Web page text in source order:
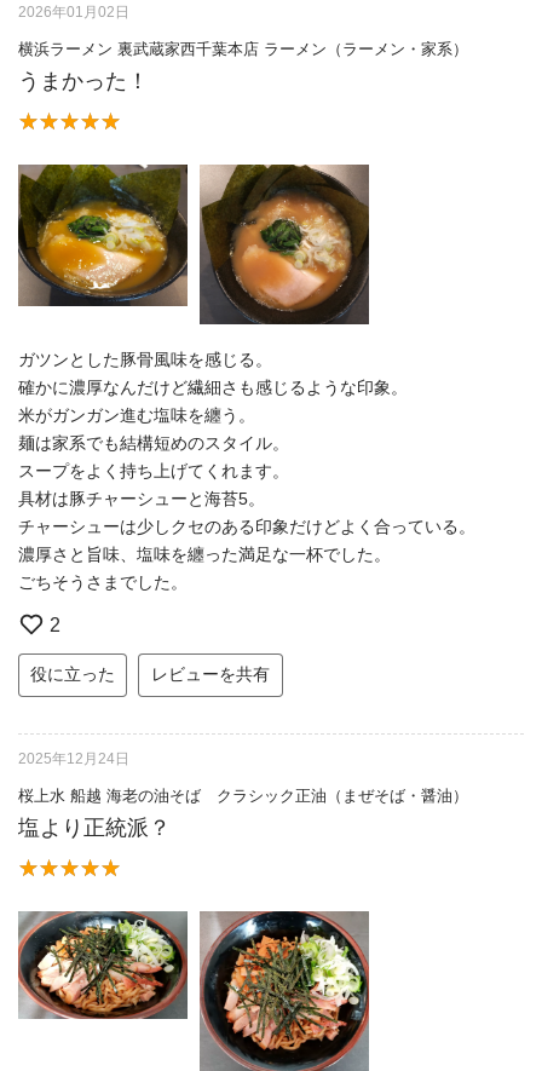
2026年01月02日
横浜ラーメン 裏武蔵家西千葉本店 ラーメン（ラーメン・家系）
うまかった！
ガツンとした豚骨風味を感じる。
確かに濃厚なんだけど繊細さも感じるような印象。
米がガンガン進む塩味を纏う。
麺は家系でも結構短めのスタイル。
スープをよく持ち上げてくれます。
具材は豚チャーシューと海苔5。
チャーシューは少しクセのある印象だけどよく合っている。
濃厚さと旨味、塩味を纏った満足な一杯でした。
ごちそうさまでした。
2
役に立った レビューを共有
2025年12月24日
桜上水 船越 海老の油そば クラシック正油（まぜそば・醤油）
塩より正統派？